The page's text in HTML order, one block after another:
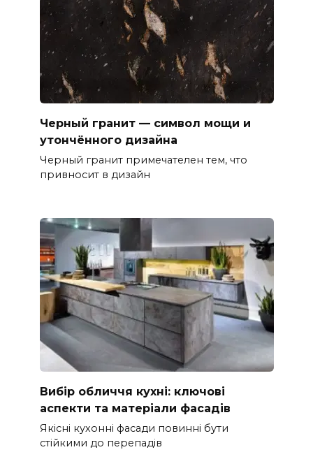
Черный гранит — символ мощи и
утончённого дизайна
Черный гранит примечателен тем, что
привносит в дизайн
Вибір обличчя кухні: ключові
аспекти та матеріали фасадів
Якісні кухонні фасади повинні бути
стійкими до перепадів